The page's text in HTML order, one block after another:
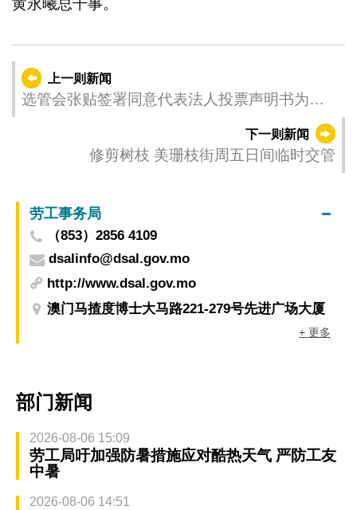
黄永曦总干事。
上一则新闻
选管会张贴签署同意代表法人投票声明书为无
下一则新闻
修剪树枝 美珊枝街周五日间临时交管
劳工事务局
（853）2856 4109
dsalinfo@dsal.gov.mo
http://www.dsal.gov.mo
澳门马揸度博士大马路221-279号先进广场大厦
+ 更多
部门新闻
2026-08-06 15:09
劳工局吁加强防暑措施应对酷热天气 严防工友
中暑
2026-08-06 14:51